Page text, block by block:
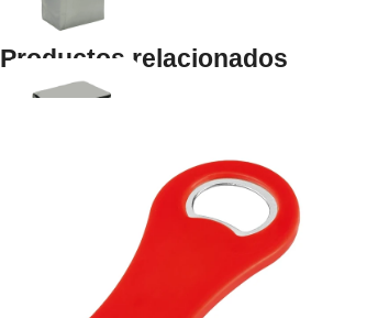
Productos relacionados